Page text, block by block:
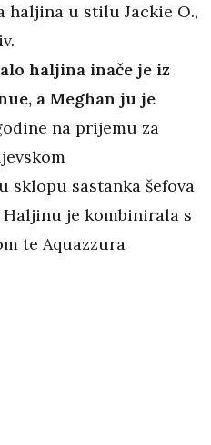
haljina u stilu Jackie O.,
haljina inače je iz
a Meghan ju je
na prijemu za
sklopu sastanka šefova
je kombinirala s
te Aquazzura